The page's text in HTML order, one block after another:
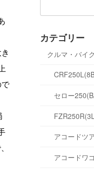
カテゴリー
クルマ・バイク
セロー
アコードツ
アコードワ